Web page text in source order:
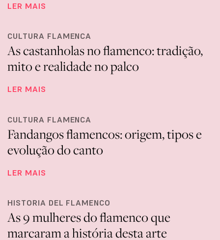
LER MAIS
CULTURA FLAMENCA
As castanholas no flamenco: tradição,
mito e realidade no palco
LER MAIS
CULTURA FLAMENCA
Fandangos flamencos: origem, tipos e
evolução do canto
LER MAIS
HISTORIA DEL FLAMENCO
As 9 mulheres do flamenco que
marcaram a história desta arte